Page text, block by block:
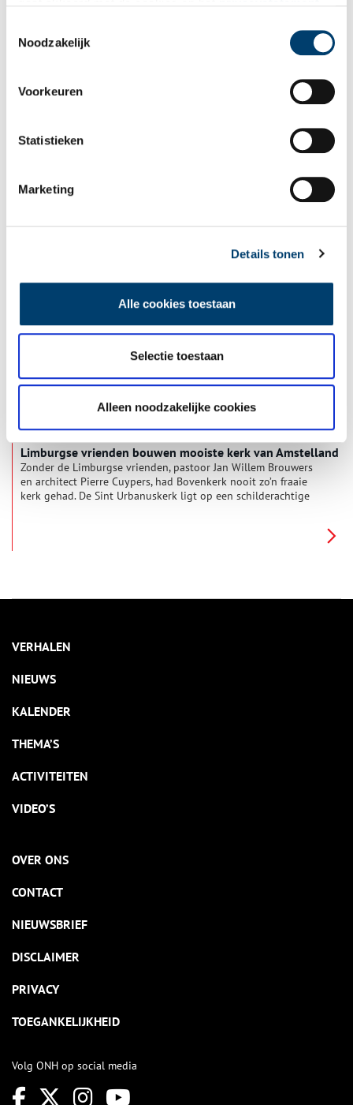
Noodzakelijk
Voorkeuren
Statistieken
Marketing
Details tonen
Alle cookies toestaan
Selectie toestaan
Alleen noodzakelijke cookies
onze provincie, om achter de herkomst van de lokale
plaatsnamen én bijnamen van de inwoners te komen. Deze
Behoefte aan ruimte, frisse lucht? Wil je even de volle stad
aerosolen vast razendsnel. Loop, fiets – of ga in gedachten –
uitwaaien.
Limburgse vrienden bouwen mooiste kerk van Amstelland
Zonder de Limburgse vrienden, pastoor Jan Willem Brouwers
en architect Pierre Cuypers, had Bovenkerk nooit zo’n fraaie
kerk gehad. De Sint Urbanuskerk ligt op een schilderachtige
VERHALEN
NIEUWS
KALENDER
THEMA’S
ACTIVITEITEN
VIDEO’S
OVER ONS
CONTACT
NIEUWSBRIEF
DISCLAIMER
PRIVACY
TOEGANKELIJKHEID
Volg ONH op social media